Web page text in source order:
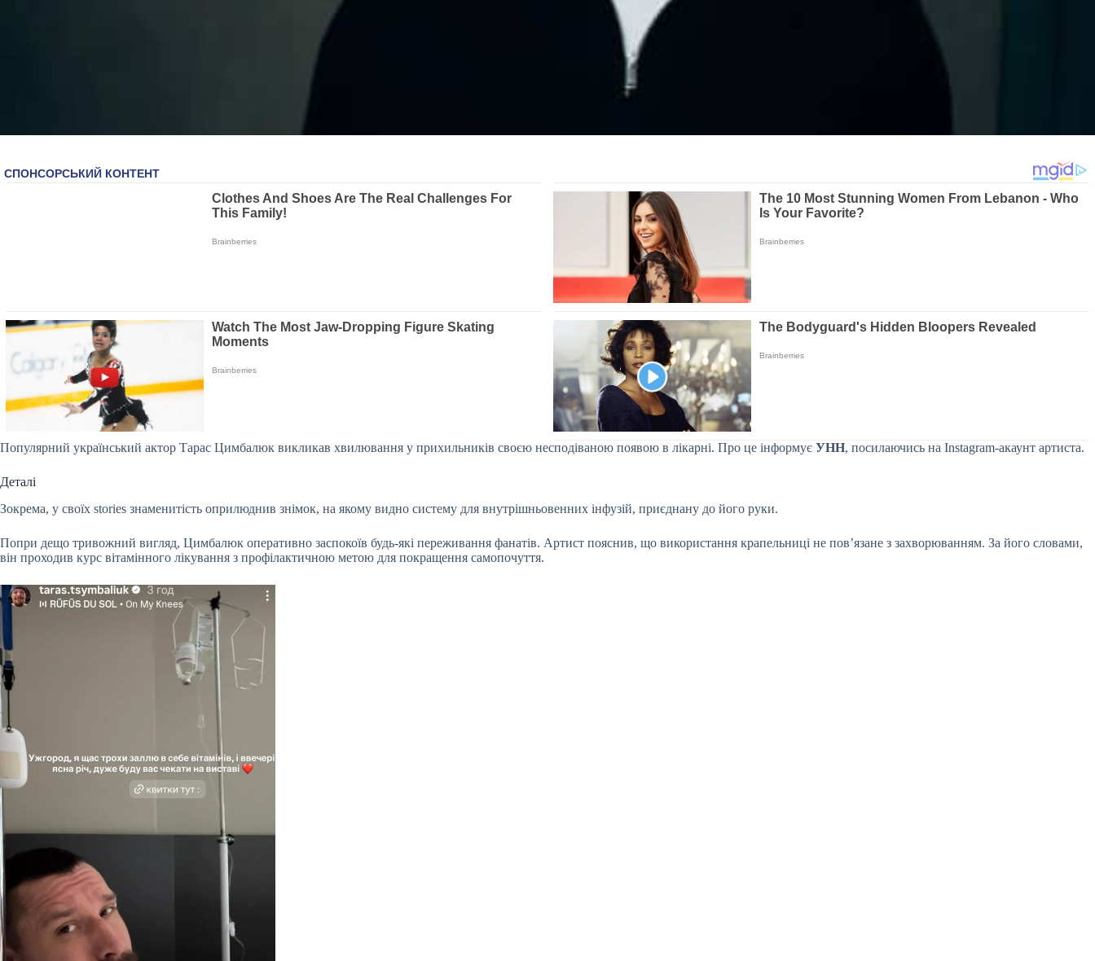
Популярний український актор Тарас Цимбалюк викликав хвилювання у прихильників своєю несподіваною появою в лікарні. Про це інформує УНН, посилаючись на Instagram-акаунт артиста.
Деталі
Зокрема, у своїх stories знаменитість оприлюднив знімок, на якому видно систему для внутрішньовенних інфузій, приєднану до його руки.
Попри дещо тривожний вигляд, Цимбалюк оперативно заспокоїв будь-які переживання фанатів. Артист пояснив, що використання крапельниці не пов’язане з захворюванням. За його словами,
він проходив курс вітамінного лікування з профілактичною метою для покращення самопочуття.